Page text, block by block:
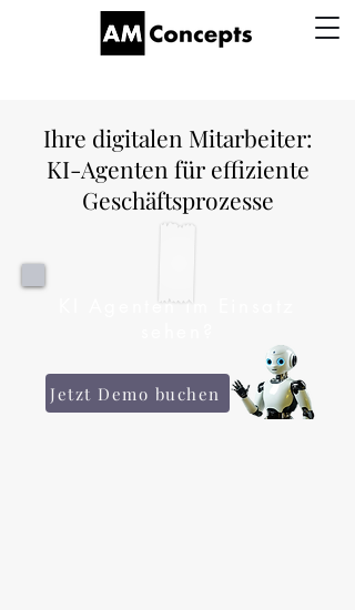
Ihre digitalen Mitarbeiter:
KI-Agenten für effiziente
Geschäftsprozesse
KI Agenten im Einsatz
Jetzt Demo buchen